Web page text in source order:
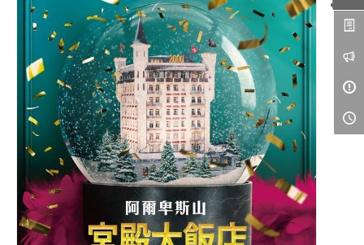
VR 演唱會
GOLD CLASS
AD口述影像
LIVE演唱會
影城公告
影城活動
中獎名單